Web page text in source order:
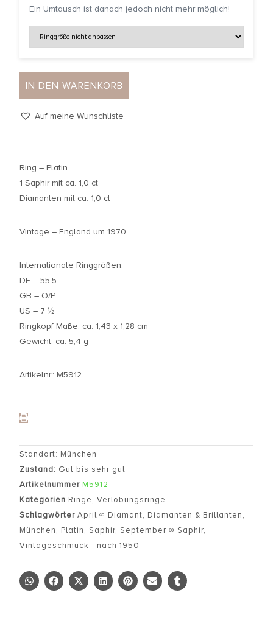
Ein Umtausch ist danach jedoch nicht mehr möglich!
IN DEN WARENKORB
Auf meine Wunschliste
Ring – Platin
1 Saphir mit ca. 1,0 ct
Diamanten mit ca. 1,0 ct
Vintage – England um 1970
Internationale Ringgrößen:
DE – 55,5
GB – O/P
US – 7 ½
Ringkopf Maße: ca. 1,43 x 1,28 cm
Gewicht: ca. 5,4 g
Artikelnr.: M5912
Standort: München
Zustand: Gut bis sehr gut
Artikelnummer M5912
Kategorien Ringe, Verlobungsringe
Schlagwörter April ∞ Diamant, Diamanten & Brillanten,
München, Platin, Saphir, September ∞ Saphir,
Vintageschmuck - nach 1950